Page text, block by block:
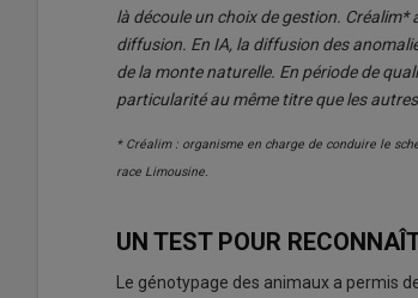
là découle un choix de gestion.
diffusion. En IA, la diffusion des
de la monte naturelle. En période de
particularité au même titre que les
* Créalim : organisme en charge de conduire le
race Limousine.
UN TEST POUR
Le génotypage des animaux a permis